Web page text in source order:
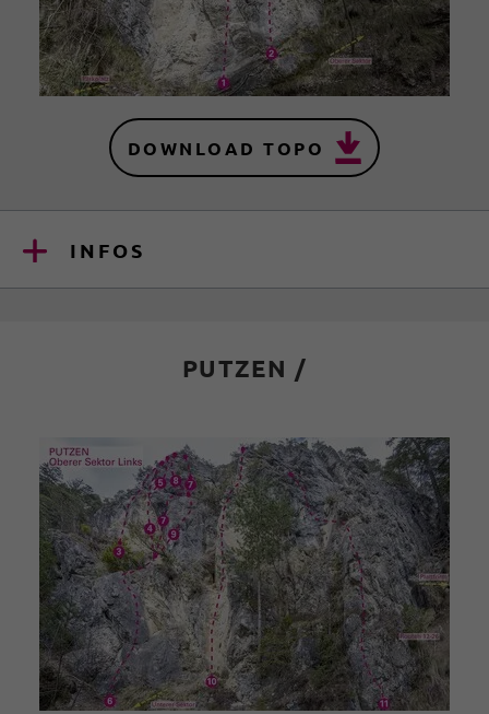
DOWNLOAD TOPO
INFOS
PUTZEN /